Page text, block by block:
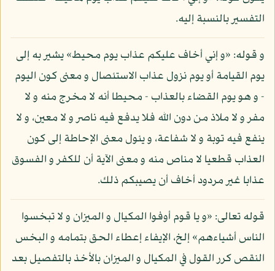
التفسير بالنسبة إليه.
و قوله: «و إني أخاف عليكم عذاب يوم محيط» يشير به إلى
يوم القيامة أو يوم نزول عذاب الاستئصال و معنى كون اليوم
- و هو يوم القضاء بالعذاب - محيطا أنه لا مخرج منه و لا
مفر و لا ملاذ من دون الله فلا يدفع فيه ناصر و لا معين، و لا
ينفع فيه توبة و لا شفاعة، و يئول معنى الإحاطة إلى كون
العذاب قطعيا لا مناص منه و معنى الآية أن للكفر و الفسوق
عذابا غير مردود أخاف أن يصيبكم ذلك.
قوله تعالى: «و يا قوم أوفوا المكيال و الميزان و لا تبخسوا
الناس أشياءهم» إلخ، الإيفاء إعطاء الحق بتمامه و البخس
النقص كرر القول في المكيال و الميزان بالأخذ بالتفصيل بعد